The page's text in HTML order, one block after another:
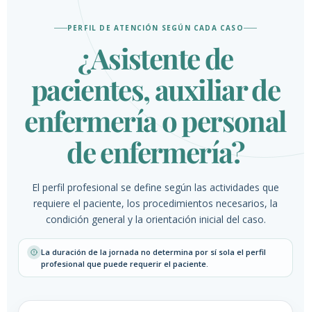
PERFIL DE ATENCIÓN SEGÚN CADA CASO
¿Asistente de
pacientes, auxiliar de
enfermería o personal
de enfermería?
El perfil profesional se define según las actividades que
requiere el paciente, los procedimientos necesarios, la
condición general y la orientación inicial del caso.
La duración de la jornada no determina por sí sola el perfil
profesional que puede requerir el paciente.